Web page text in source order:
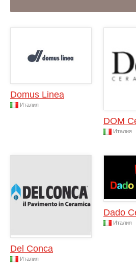
Domus Linea
Италия
DOM
Италия
Del Conca
Италия
Dado
Италия